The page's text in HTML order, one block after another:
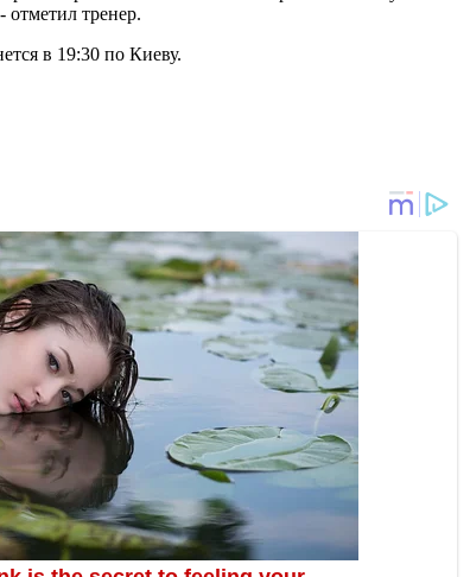
тренер.
в 19:30 по Киеву.